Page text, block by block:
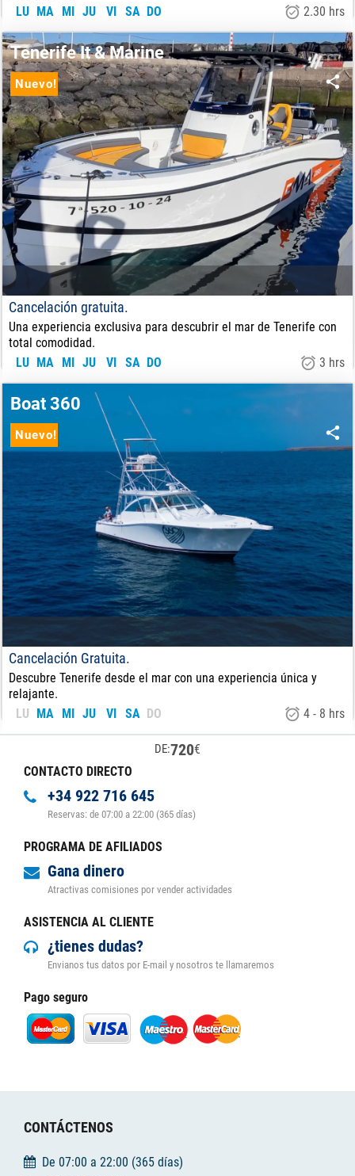
LU MA MI JU VI SA DO 2.30 hrs
DE:37.50€
Nuevo!
Tenerife It & Marine
Cancelación gratuita.
Una experiencia exclusiva para descubrir el mar de Tenerife con
total comodidad.
LU MA MI JU VI SA DO 3 hrs
Nuevo!
Boat 360
Cancelación Gratuita.
Descubre Tenerife desde el mar con una experiencia única y
relajante.
LU MA MI JU VI SA DO 4 - 8 hrs
DE:720€
CONTACTO DIRECTO
+34 922 716 645
Reservas: de 07:00 a 22:00 (365 días)
PROGRAMA DE AFILIADOS
Gana dinero
Atractivas comisiones por vender actividades
ASISTENCIA AL CLIENTE
¿tienes dudas?
Envianos tus datos por E-mail y nosotros te llamaremos
Pago seguro
CONTÁCTENOS
De 07:00 a 22:00 (365 días)